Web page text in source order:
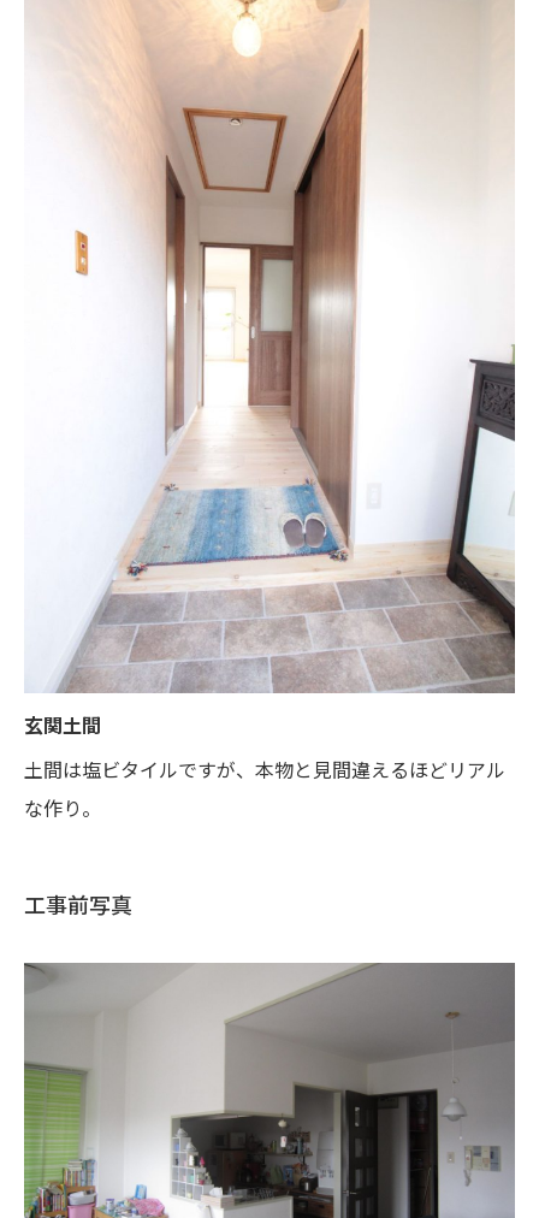
玄関土間
土間は塩ビタイルですが、本物と見間違えるほどリアル
な作り。
工事前写真